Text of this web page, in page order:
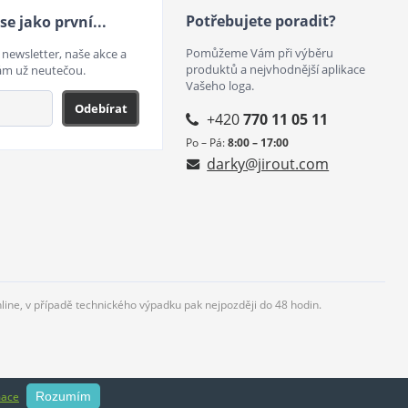
jako první...
naše akce a
už neutečou.
Odebírat
Potřebujete poradit?
Pomůžeme Vám při výběru
produktů a nejvhodnější aplikace
Vašeho loga.
+420770 11 05 11
Po – Pá:8:00 – 17:00
darky@jirout.com
v případě technického výpadku pak nejpozději do 48 hodin.
Rozumím